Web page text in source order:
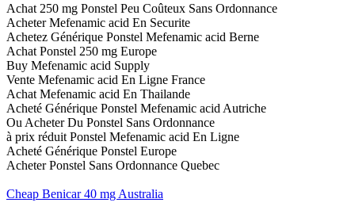
Achat 250 mg Ponstel Peu Coûteux Sans Ordonnance
Acheter Mefenamic acid En Securite
Achetez Générique Ponstel Mefenamic acid Berne
Achat Ponstel 250 mg Europe
Buy Mefenamic acid Supply
Vente Mefenamic acid En Ligne France
Achat Mefenamic acid En Thailande
Acheté Générique Ponstel Mefenamic acid Autriche
Ou Acheter Du Ponstel Sans Ordonnance
à prix réduit Ponstel Mefenamic acid En Ligne
Acheté Générique Ponstel Europe
Acheter Ponstel Sans Ordonnance Quebec
Cheap Benicar 40 mg Australia